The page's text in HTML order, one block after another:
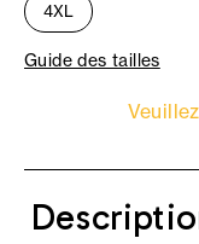
4XL
Guide des tailles